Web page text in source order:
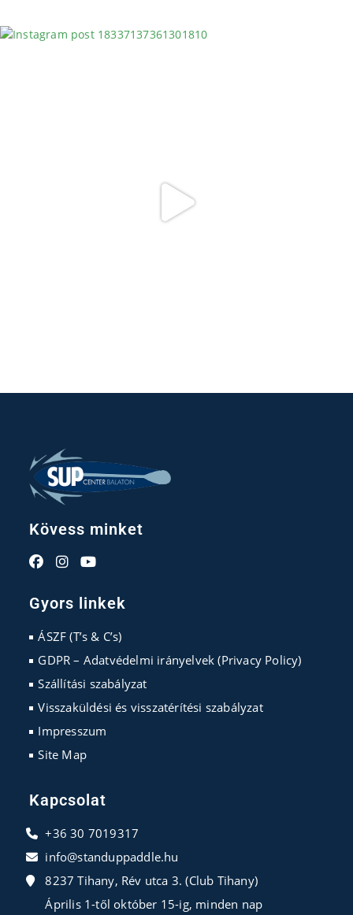
Kövess minket
in
a
new
a
new
tab
in
a
new
Gyors linkek
ÁSZF (T’s & C’s)
GDPR – Adatvédelmi irányelvek (Privacy Policy)
Szállítási szabályzat
Visszaküldési és visszatérítési szabályzat
Impresszum
Site Map
Kapcsolat
+36 30 7019317
info@standuppaddle.hu
8237 Tihany, Rév utca 3. (Club Tihany)
Április 1-től október 15-ig, minden nap